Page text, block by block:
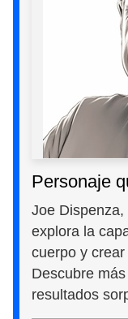
Personaje
Joe
explora la
cuerpo y
Descubre
resultados